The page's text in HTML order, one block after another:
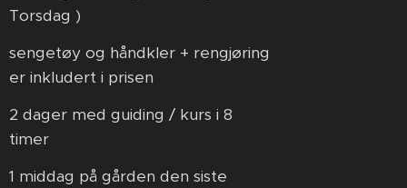
Torsdag )
sengetøy og håndkler + rengjøring
er inkludert i prisen
2 dager med guiding / kurs i 8
timer
1 middag på gården den siste